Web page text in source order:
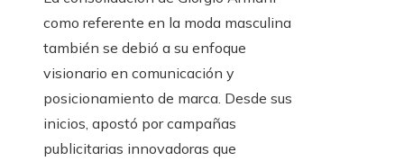
como referente en la moda masculina
también se debió a su enfoque
visionario en comunicación y
posicionamiento de marca. Desde sus
inicios, apostó por campañas
publicitarias innovadoras que